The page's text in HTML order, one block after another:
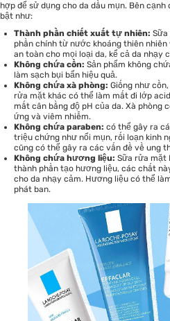
hợp để sử dụng cho da dầu mụn. Bên
bật như:
Thành phần chiết xuất tự nhiên: Sữa
phần chính từ nước khoáng thiên
an toàn cho mọi loại da, kể cả da nhạy
Không chứa cồn: Sản phẩm không
làm sạch bụi bẩn hiệu quả.
Không chứa xà phòng: Giống như
rửa mặt khác có thể làm mất đi lớp
mất cân bằng độ pH của da. Xà phòng
ứng và viêm nhiễm.
Không chứa paraben: có thể gây ra
triệu chứng như nổi mụn, rối loạn kinh
cũng có thể gây ra các vấn đề về ung
Không chứa hương liệu: Sữa rửa mặt
thành phần tạo hương liệu, các chất
cho da nhạy cảm. Hương liệu có thể
phát ban.